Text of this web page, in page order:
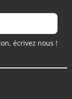
écrivez nous !